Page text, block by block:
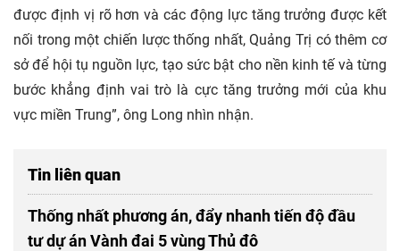
được định vị rõ hơn và các động lực tăng trưởng được kết
nối trong một chiến lược thống nhất, Quảng Trị có thêm cơ
sở để hội tụ nguồn lực, tạo sức bật cho nền kinh tế và từng
bước khẳng định vai trò là cực tăng trưởng mới của khu
vực miền Trung”, ông Long nhìn nhận.
Tin liên quan
Thống nhất phương án, đẩy nhanh tiến độ đầu
tư dự án Vành đai 5 vùng Thủ đô